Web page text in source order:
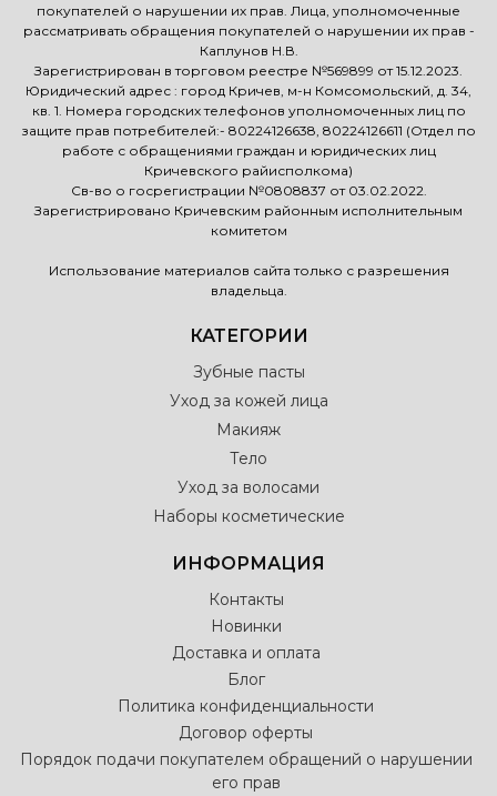
покупателей о нарушении их прав. Лица, уполномоченные
рассматривать обращения покупателей о нарушении их прав -
Каплунов Н.В.
Зарегистрирован в торговом реестре №569899 от 15.12.2023.
Юридический адрес : город Кричев, м-н Комсомольский, д. 34,
кв. 1. Номера городских телефонов уполномоченных лиц по
защите прав потребителей:- 80224126638, 80224126611 (Отдел по
работе с обращениями граждан и юридических лиц
Кричевского райисполкома)
Св-во о госрегистрации №0808837 от 03.02.2022.
Зарегистрировано Кричевским районным исполнительным
комитетом
Использование материалов сайта только с разрешения
владельца.
КАТЕГОРИИ
Зубные пасты
Уход за кожей лица
Макияж
Тело
Уход за волосами
Наборы косметические
ИНФОРМАЦИЯ
Контакты
Новинки
Доставка и оплата
Блог
Политика конфиденциальности
Договор оферты
Порядок подачи покупателем обращений о нарушении
его прав